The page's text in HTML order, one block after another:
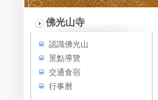
佛光山寺
認識佛光山
景點導覽
交通食宿
行事曆